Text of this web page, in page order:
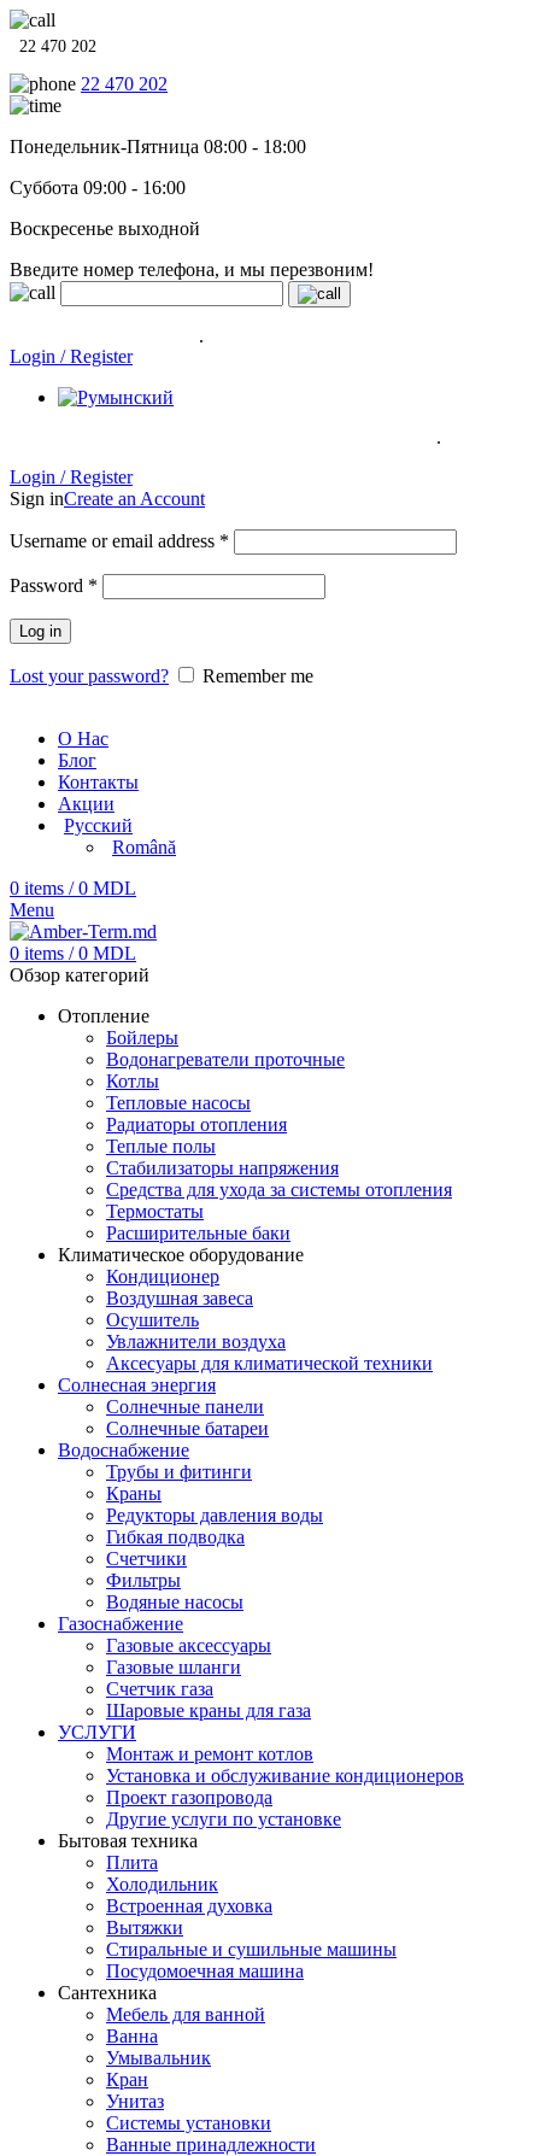
22 470 202
22 470 202
Понедельник-Пятница 08:00 - 18:00
Суббота 09:00 - 16:00
Воскресенье выходной
Введите номер телефона, и мы перезвоним!
.
Login / Register
.
Login / Register
Sign inCreate an Account
Username or email address *
Password *
Log in
Lost your password? Remember me
О Нас
Блог
Контакты
Акции
Русский
Română
0 items / 0 MDL
Menu
0 items / 0 MDL
Обзор категорий
Отопление
Бойлеры
Водонагреватели проточные
Котлы
Тепловые насосы
Радиаторы отопления
Теплые полы
Стабилизаторы напряжения
Средства для ухода за системы отопления
Термостаты
Расширительные баки
Климатическое оборудование
Кондиционер
Воздушная завеса
Осушитель
Увлажнители воздуха
Аксесуары для климатической техники
Солнесная энергия
Cолнечные панели
Солнечные батареи
Водоснабжение
Трубы и фитинги
Краны
Редукторы давления воды
Гибкая подводка
Счетчики
Фильтры
Водяные насосы
Газоснабжение
Газовые аксессуары
Газовые шланги
Счетчик газа
Шаровые краны для газа
УСЛУГИ
Монтаж и ремонт котлов
Установка и обслуживание кондиционеров
Проект газопровода
Другие услуги по установке
Бытовая техника
Плита
Холодильник
Встроенная духовка
Вытяжки
Стиральные и сушильные машины
Посудомоечная машина
Сантехника
Мебель для ванной
Ванна
Умывальник
Кран
Унитаз
Системы установки
Ванные принадлежности